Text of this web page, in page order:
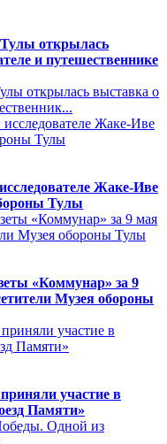
открылась
и путешественнике
открылась выставка о
Жаке-Иве
Тулы
«Коммунар» за 9
Музея обороны
участие в
Памяти»